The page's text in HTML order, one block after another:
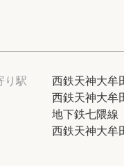
会社
クッ
り駅
西鉄天神大牟
西鉄天神大牟
地下鉄七隈線
西鉄天神大牟